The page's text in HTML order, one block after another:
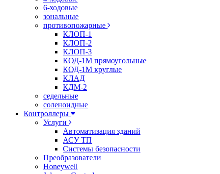
6-ходовые
зональные
противопожарные
КЛОП-1
КЛОП-2
КЛОП-3
КОД-1М прямоугольные
КОД-1М круглые
КЛАД
КДМ-2
седельные
соленоидные
Контроллеры
Услуги
Автоматизация зданий
АСУ ТП
Системы безопасности
Преобразователи
Honeywell